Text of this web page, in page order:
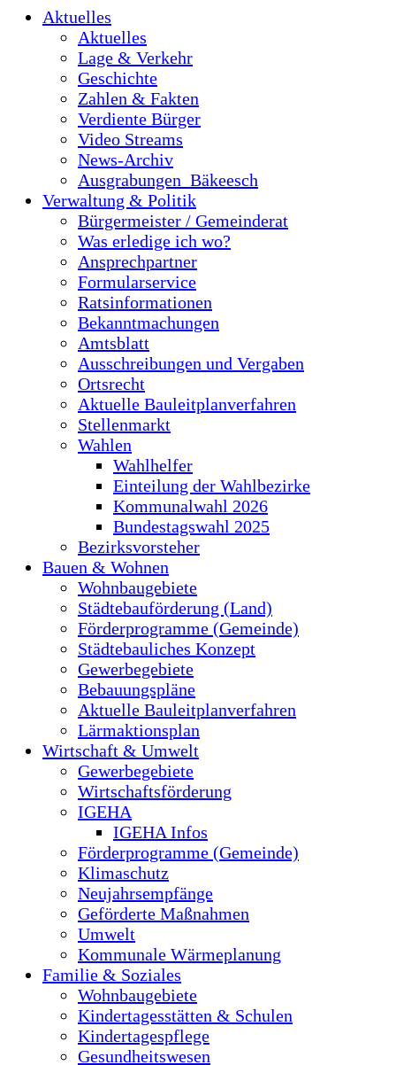
Aktuelles
Aktuelles
Lage & Verkehr
Geschichte
Zahlen & Fakten
Verdiente Bürger
Video Streams
News-Archiv
Ausgrabungen_Bäkeesch
Verwaltung & Politik
Bürgermeister / Gemeinderat
Was erledige ich wo?
Ansprechpartner
Formularservice
Ratsinformationen
Bekanntmachungen
Amtsblatt
Ausschreibungen und Vergaben
Ortsrecht
Aktuelle Bauleitplanverfahren
Stellenmarkt
Wahlen
Wahlhelfer
Einteilung der Wahlbezirke
Kommunalwahl 2026
Bundestagswahl 2025
Bezirksvorsteher
Bauen & Wohnen
Wohnbaugebiete
Städtebauförderung (Land)
Förderprogramme (Gemeinde)
Städtebauliches Konzept
Gewerbegebiete
Bebauungspläne
Aktuelle Bauleitplanverfahren
Lärmaktionsplan
Wirtschaft & Umwelt
Gewerbegebiete
Wirtschaftsförderung
IGEHA
IGEHA Infos
Förderprogramme (Gemeinde)
Klimaschutz
Neujahrsempfänge
Geförderte Maßnahmen
Umwelt
Kommunale Wärmeplanung
Familie & Soziales
Wohnbaugebiete
Kindertagesstätten & Schulen
Kindertagespflege
Gesundheitswesen